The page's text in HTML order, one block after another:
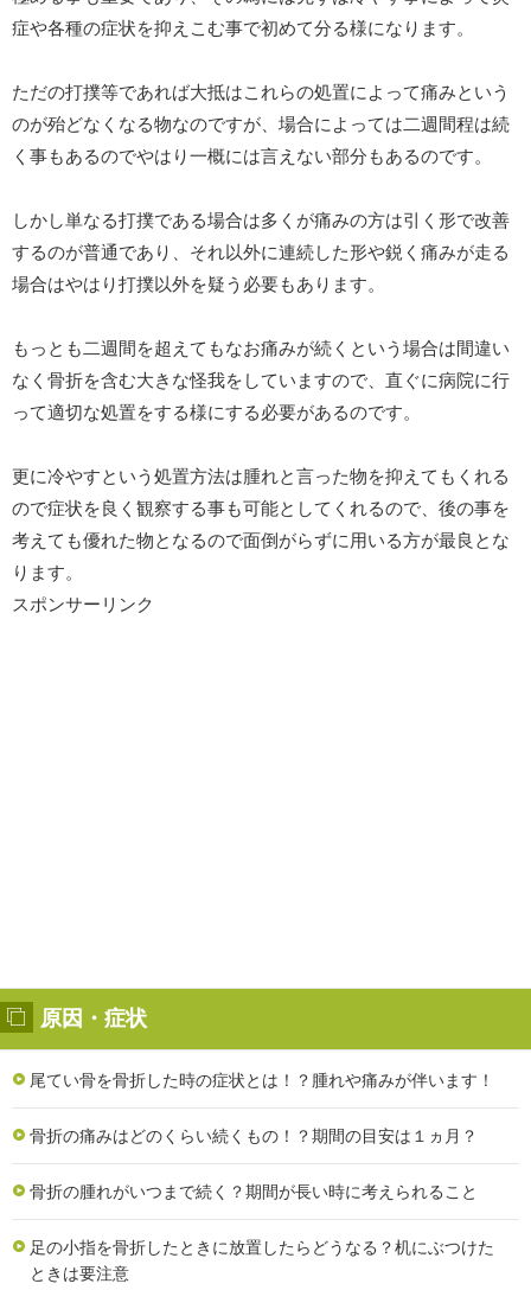
症や各種の症状を抑えこむ事で初めて分る様になります。
ただの打撲等であれば大抵はこれらの処置によって痛みという
のが殆どなくなる物なのですが、場合によっては二週間程は続
く事もあるのでやはり一概には言えない部分もあるのです。
しかし単なる打撲である場合は多くが痛みの方は引く形で改善
するのが普通であり、それ以外に連続した形や鋭く痛みが走る
場合はやはり打撲以外を疑う必要もあります。
もっとも二週間を超えてもなお痛みが続くという場合は間違い
なく骨折を含む大きな怪我をしていますので、直ぐに病院に行
って適切な処置をする様にする必要があるのです。
更に冷やすという処置方法は腫れと言った物を抑えてもくれる
ので症状を良く観察する事も可能としてくれるので、後の事を
考えても優れた物となるので面倒がらずに用いる方が最良とな
ります。
スポンサーリンク
原因・症状
尾てい骨を骨折した時の症状とは！？腫れや痛みが伴います！
骨折の痛みはどのくらい続くもの！？期間の目安は１ヵ月？
骨折の腫れがいつまで続く？期間が長い時に考えられること
足の小指を骨折したときに放置したらどうなる？机にぶつけた
ときは要注意